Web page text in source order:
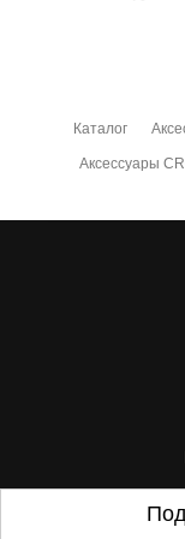
Каталог
Аксессуары